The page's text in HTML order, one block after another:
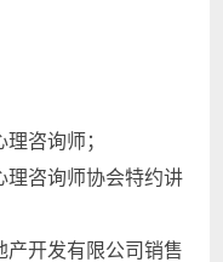
理咨询师；
理咨询师协会特约讲
产开发有限公司销售